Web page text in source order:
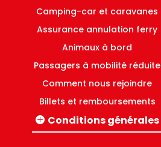
Camping-car et caravanes
Assurance annulation ferry
Animaux à bord
Passagers à mobilité réduite
Comment nous rejoindre
Billets et remboursements
Conditions générales